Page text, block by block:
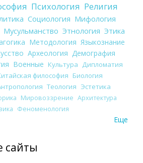
Психология Религия
Социология Мифология
Мусульманство Этнология Этика
Методология Языкознание
Археология Демография
Военные Культура
Дипломатия
философия Биология
Теология Эстетика
Мировоззрение Архитектура
Феноменология
Еще
сайты